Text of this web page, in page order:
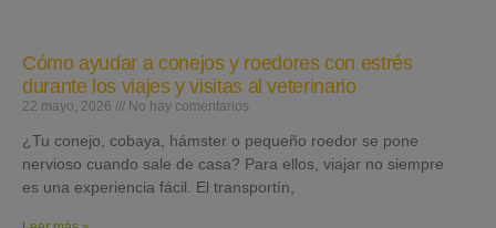
Cómo ayudar a conejos y roedores con estrés
durante los viajes y visitas al veterinario
22 mayo, 2026 No hay comentarios
¿Tu conejo, cobaya, hámster o pequeño roedor se pone
nervioso cuando sale de casa? Para ellos, viajar no siempre
es una experiencia fácil. El transportín,